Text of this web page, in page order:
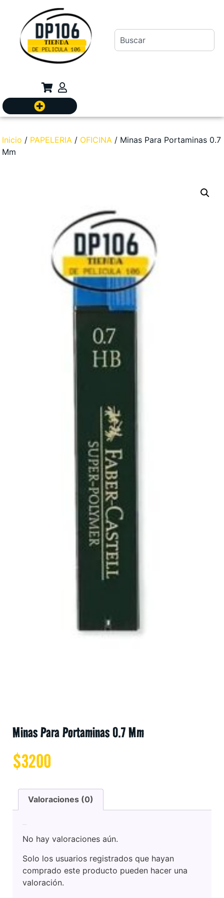
Inicio / PAPELERIA / OFICINA / Minas Para Portaminas 0.7
Mm
Minas Para Portaminas 0.7 Mm
$3200
Valoraciones (0)
No hay valoraciones aún.
Solo los usuarios registrados que hayan
comprado este producto pueden hacer una
valoración.